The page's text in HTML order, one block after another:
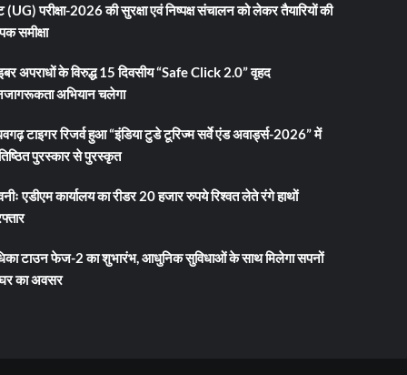
(UG) परीक्षा-2026 की सुरक्षा एवं निष्पक्ष संचालन को लेकर तैयारियों की
समीक्षा
अपराधों के विरुद्ध 15 दिवसीय “Safe Click 2.0” वृहद
अभियान चलेगा
टाइगर रिजर्व हुआ “इंडिया टुडे टूरिज्म सर्वे एंड अवार्ड्स-2026” में
पुरस्कार से पुरस्कृत
एडीएम कार्यालय का रीडर 20 हजार रुपये रिश्वत लेते रंगे हाथों
टाउन फेज-2 का शुभारंभ, आधुनिक सुविधाओं के साथ मिलेगा सपनों
का अवसर